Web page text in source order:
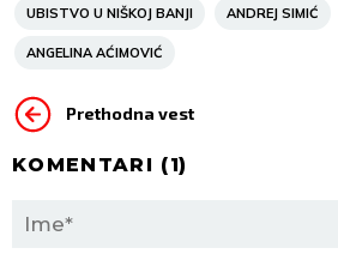
UBISTVO U NIŠKOJ BANJI ANDREJ SIMIĆ
ANGELINA AĆIMOVIĆ
Prethodna vest
KOMENTARI (1)